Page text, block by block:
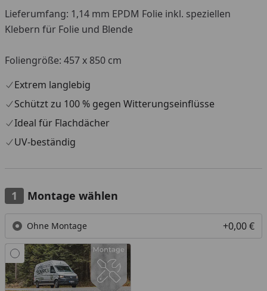
Lieferumfang: 1,14 mm EPDM Folie inkl. speziellen
Klebern für Folie und Blende
Foliengröße: 457 x 850 cm
Extrem langlebig
Schützt zu 100 % gegen Witterungseinflüsse
Ideal für Flachdächer
UV-beständig
Montage wählen
Ohne Montage +0,00 €